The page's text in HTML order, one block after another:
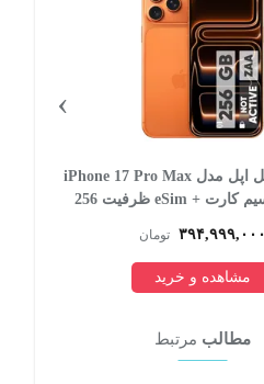
گوشی موبایل سامسونگ مدل Galaxy A57 دو
سیم‌کارت ظرفیت 256 گیگابایت و رم 8
۱۰۶,۴۹۹,۰۰۰ تومان
مشاهده و خرید
›
مطالب مرتبط